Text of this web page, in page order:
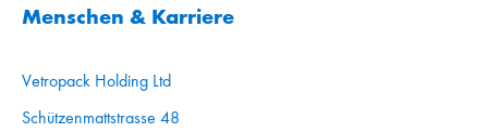
Menschen & Karriere
Vetropack Holding Ltd
Schützenmattstrasse 48